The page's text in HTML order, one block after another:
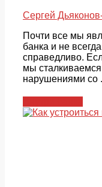
Сергей Дьяконов
Почти все мы
банка и не
справедливо.
мы
нарушениями со